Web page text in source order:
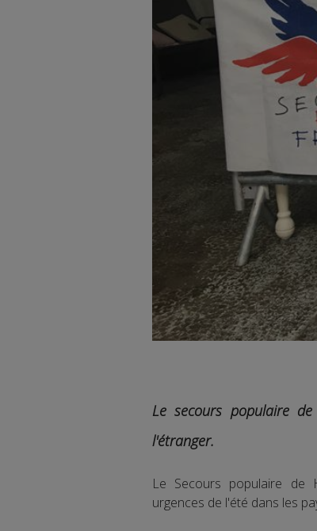
Le secours populaire
l'étranger.
Le Secours populaire de
urgences de l'été dans les